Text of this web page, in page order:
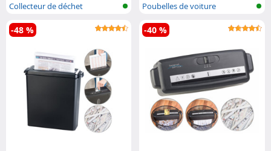
Collecteur de déchet
alimentaire
Poubelles de voiture
-48 % -40 %